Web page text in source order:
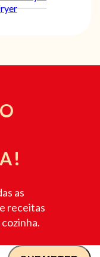
as
receitas